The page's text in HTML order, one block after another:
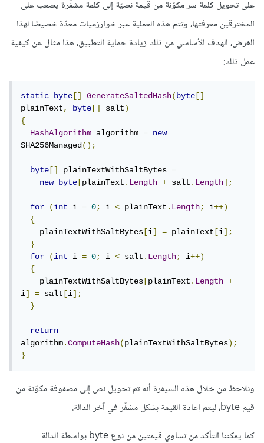
على تحويل كلمة سر مكوّنة من قيمة نصيّة إلى كلمة مشفّرة يصعب على
المخترقين معرفتها، وتتم هذه العملية عبر خوارزميات معدّة خصيصًا لهذا
الغرض، الهدف الأساسي من ذلك زيادة حماية التطبيق، هذا مثال عن كيفية
عمل ذلك:
static byte [] GenerateSaltedHash(byte []
plainText, byte [] salt)
{
HashAlgorithm algorithm =
new
SHA256Managed();
byte [] plainTextWithSaltBytes =
new
byte [plainText.Length + salt.Length];
for (int i = 0; i < plainText.Length; i++)
{
    plainTextWithSaltBytes
[i] = plainText [i];
}
for
(int i = 0; i < salt.Length; i++)
{
    plainTextWithSaltBytes
[plainText.Length
+
i] = salt [i];
}
return
algorithm.ComputeHash(plainTextWithSaltBytes);
}
ونلاحظ من خلال هذه الشيفرة أنه تم تحويل نص إلى مصفوفة مكوّنة من
قيم byte، ليتم إعادة القيمة بشكل مشفّر في آخر الدالة.
كما يمكننا التأكد من تساوي قيمتين من نوع byte بواسطة الدالة